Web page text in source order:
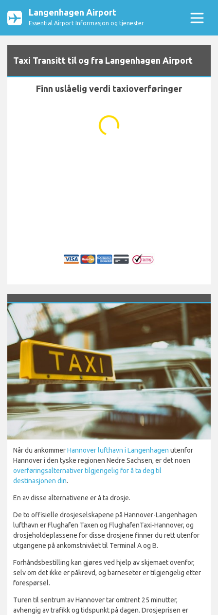
Langenhagen Airport
Essential Airport Informasjon og tjenester
Taxi Transitt til og fra Langenhagen Airport
Finn uslåelig verdi taxioverføringer
...
Når du ankommerHannover lufthavn i Langenhagen utenfor
Hannover i den tyske regionen Nedre Sachsen, er det noen
overføringsalternativer tilgjengelig for å ta deg til
destinasjonen din.
En av disse alternativene er å ta drosje.
De to offisielle drosjeselskapene på Hannover-Langenhagen
lufthavn er Flughafen Taxen og FlughafenTaxi-Hannover, og
drosjeholdeplassene for disse drosjene finner du rett utenfor
utgangene på ankomstnivået til Terminal A og B.
Forhåndsbestilling kan gjøres ved hjelp av skjemaet ovenfor,
selv om det ikke er påkrevd, og barneseter er tilgjengelig etter
forespørsel.
Turen til sentrum av Hannover tar omtrent 25 minutter,
avhengig av trafikk og tidspunkt på dagen. Drosjeprisen er